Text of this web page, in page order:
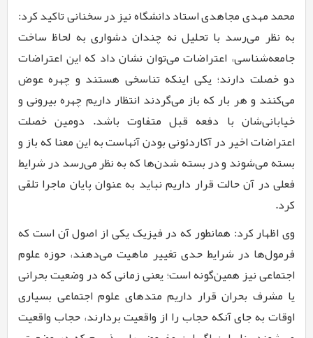
محمد مهدی مجاهدیاستاد دانشگاه نیز در سخنانی تاکید کرد:
به نظر می‌رسد با تحلیل نه چندان دشواری به لحاظ ساخت
جامعه‌شناسی، اعتراضات می‌توان نشان داد که این اعتراضات
دو خصلت دارند؛ یکی اینکه تناسخی هستند و چهره عوض
می‌کنند و هر بار که باز می‌گردند انتظار داریم چهره بیرونی و
خیابانی‌شان با دفعه قبل متفاوت باشد. دومین خصلت
اعتراضات اخیر در آکاردئونی بودن آنهاست به این معنا که باز و
بسته می‌شوند و در بسته شدن‌ها که به نظر می‌رسد در شرایط
فعلی در آن حالت قرار داریم نباید به عنوان پایان ماجرا تلقی
کرد.
وی اظهار کرد: همانطور که در فیزیک یکی از اصول آن است که
فرمول‌ها در شرایط حدی تغییر ماهیت می‌دهند، حوزه علوم
اجتماعی نیز همین‌گونه است؛ یعنی زمانی که در وضعیت بحرانی
یا مشرف بحران قرار داریم متدهای علوم اجتماعی بسیاری
اوقات به جای آنکه حجاب را از واقعیت بردارند، حجاب واقعیت